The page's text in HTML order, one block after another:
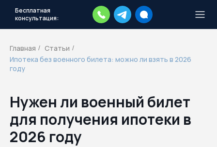
Бесплатная
консультация:
Главная / Статьи /
Ипотека без военного билета: можно ли взять в 2026
году
Нужен ли военный билет
для получения ипотеки в
2026 году
каждый день.
действий